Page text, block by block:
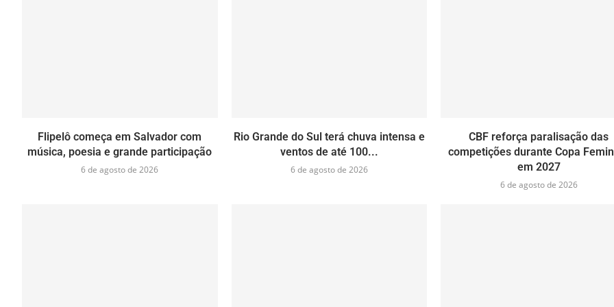
Flipelô começa em Salvador com
música, poesia e grande participação
6 de agosto de 2026
Rio Grande do Sul terá chuva intensa e
ventos de até 100...
6 de agosto de 2026
CBF reforça paralisação das
competições durante Copa
em 2027
6 de agosto de 2026